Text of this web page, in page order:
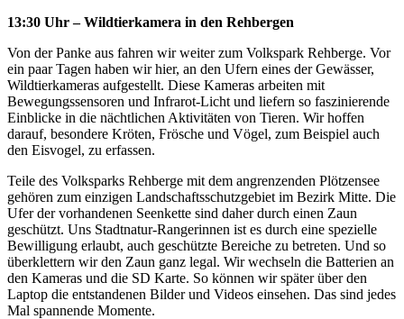
13:30 Uhr – Wildtierkamera in den Rehbergen
Von der Panke aus fahren wir weiter zum Volkspark Rehberge. Vor
ein paar Tagen haben wir hier, an den Ufern eines der Gewässer,
Wildtierkameras aufgestellt. Diese Kameras arbeiten mit
Bewegungssensoren und Infrarot-Licht und liefern so faszinierende
Einblicke in die nächtlichen Aktivitäten von Tieren. Wir hoffen
darauf, besondere Kröten, Frösche und Vögel, zum Beispiel auch
den Eisvogel, zu erfassen.
Teile des Volksparks Rehberge mit dem angrenzenden Plötzensee
gehören zum einzigen Landschaftsschutzgebiet im Bezirk Mitte. Die
Ufer der vorhandenen Seenkette sind daher durch einen Zaun
geschützt. Uns Stadtnatur-Rangerinnen ist es durch eine spezielle
Bewilligung erlaubt, auch geschützte Bereiche zu betreten. Und so
überklettern wir den Zaun ganz legal. Wir wechseln die Batterien an
den Kameras und die SD Karte. So können wir später über den
Laptop die entstandenen Bilder und Videos einsehen. Das sind jedes
Mal spannende Momente.